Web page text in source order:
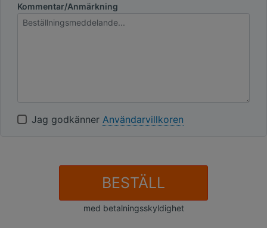
Kommentar/Anmärkning
Jag godkänner Användarvillkoren
BESTÄLL
med betalningsskyldighet